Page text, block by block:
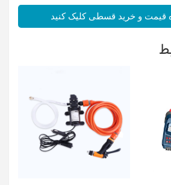
و خرید قسطی کلیک کنید